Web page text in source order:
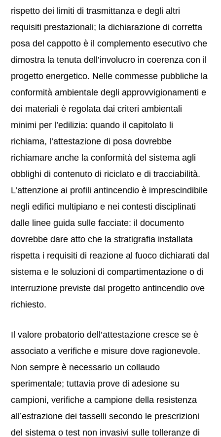
rispetto dei limiti di trasmittanza e degli altri
requisiti prestazionali; la dichiarazione di corretta
posa del cappotto è il complemento esecutivo che
dimostra la tenuta dell’involucro in coerenza con il
progetto energetico. Nelle commesse pubbliche la
conformità ambientale degli approvvigionamenti e
dei materiali è regolata dai criteri ambientali
minimi per l’edilizia: quando il capitolato li
richiama, l’attestazione di posa dovrebbe
richiamare anche la conformità del sistema agli
obblighi di contenuto di riciclato e di tracciabilità.
L’attenzione ai profili antincendio è imprescindibile
negli edifici multipiano e nei contesti disciplinati
dalle linee guida sulle facciate: il documento
dovrebbe dare atto che la stratigrafia installata
rispetta i requisiti di reazione al fuoco dichiarati dal
sistema e le soluzioni di compartimentazione o di
interruzione previste dal progetto antincendio ove
richiesto.
Il valore probatorio dell’attestazione cresce se è
associato a verifiche e misure dove ragionevole.
Non sempre è necessario un collaudo
sperimentale; tuttavia prove di adesione su
campioni, verifiche a campione della resistenza
all’estrazione dei tasselli secondo le prescrizioni
del sistema o test non invasivi sulle tolleranze di